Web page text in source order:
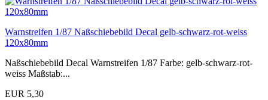
Warnstreifen 1/87 Naßschiebebild Decal gelb-schwarz-rot-weiss
120x80mm
Naßschiebebild Decal Warnstreifen 1/87 Farbe: gelb-schwarz-rot-
weiss Maßstab:...
EUR 5,30